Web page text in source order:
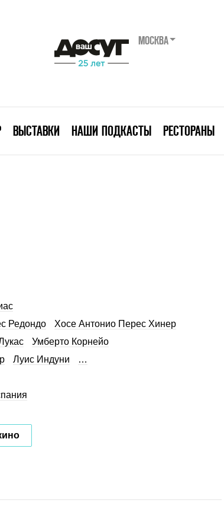
МОСКВА
ВЫСТАВКИ НАШИ ПОДКАСТЫ РЕСТОРАНЫ
Редондо
Хосе Антонио Перес Хинер
Умберто Корнейо
Луис Индуни
…